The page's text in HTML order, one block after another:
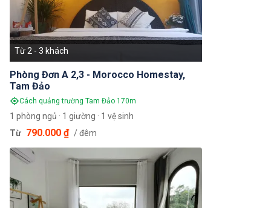
Phòng Đơn A 2,3 - Morocco Homestay,
Tam Đảo
Cách quảng trường Tam Đảo 170m
Từ 2 - 3 khách
1 phòng ngủ · 1 giường · 1 vệ sinh
Từ 790.000 ₫ / đêm